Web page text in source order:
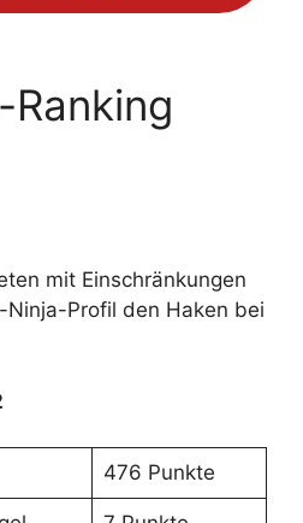
mit Einschränkungen
Ninja-Profil den Haken bei
476 Punkte